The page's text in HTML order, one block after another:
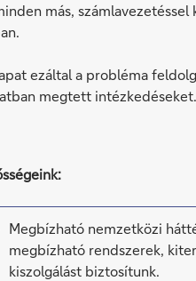
más,
ezáltal a probléma
megtett intézkedéseket.
Megbízható nemzetközi
megbízható rendszerek,
kiszolgálást biztosítunk.